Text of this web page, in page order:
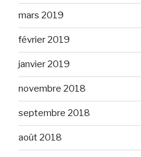
mars 2019
février 2019
janvier 2019
novembre 2018
septembre 2018
août 2018